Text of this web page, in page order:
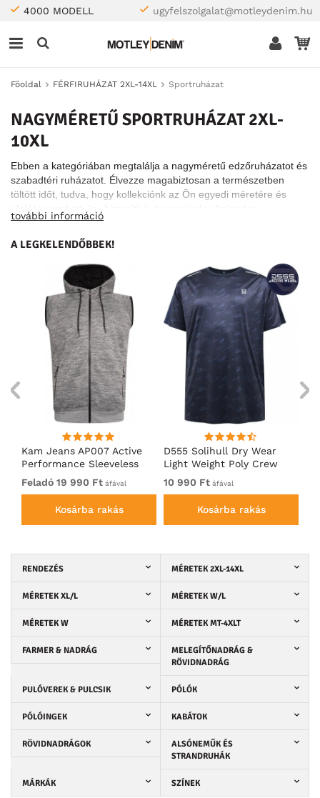
4000 MODELL ugyfelszolgalat@motleydenim.hu
Főoldal FÉRFIRUHÁZAT 2XL-14XL Sportruházat
NAGYMÉRETŰ SPORTRUHÁZAT 2XL-
10XL
Ebben a kategóriában megtalálja a nagyméretű edzőruházatot és
szabadtéri ruházatot. Élvezze magabiztosan a természetben
töltött időt, tudva, hogy kollekciónk az Ön egyedi méretére és
tökéletesen passzoló ruhában teljesítsen.
további információ
A LEGKELENDŐBBEK!
Kam Jeans AP007 Active
Performance Sleeveless
Hoody Grey
Feladó 19 990 Ft áfával
Kosárba rakás
D555 Solihull Dry Wear
Light Weight Poly Crew
Neck T-Shirt Navy
10 990 Ft áfával
Kosárba rakás
RENDEZÉS MÉRETEK 2XL-14XL
MÉRETEK XL/L MÉRETEK W/L
MÉRETEK W MÉRETEK MT-4XLT
FARMER & NADRÁG
MELEGÍTŐNADRÁG &
RÖVIDNADRÁG
PULÓVEREK & PULCSIK PÓLÓK
PÓLÓINGEK KABÁTOK
RÖVIDNADRÁGOK
ALSÓNEMŰK ÉS
STRANDRUHÁK
MÁRKÁK SZÍNEK